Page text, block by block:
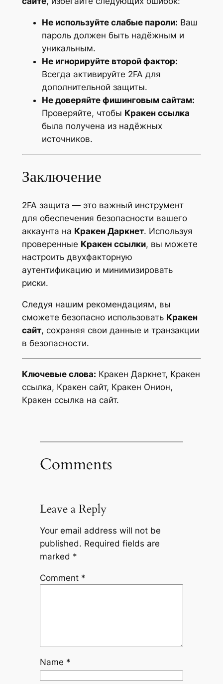
Не используйте слабые пароли: Ваш
пароль должен быть надёжным и
уникальным.
Не игнорируйте второй фактор:
Всегда активируйте 2FA для
дополнительной защиты.
Не доверяйте фишинговым сайтам:
Проверяйте, чтобы Кракен ссылка
была получена из надёжных
источников.
Заключение
2FA защита — это важный инструмент
для обеспечения безопасности вашего
аккаунта на Кракен Даркнет. Используя
проверенные Кракен ссылки, вы можете
настроить двухфакторную
аутентификацию и минимизировать
риски.
Следуя нашим рекомендациям, вы
сможете безопасно использовать Кракен
сайт, сохраняя свои данные и транзакции
в безопасности.
Ключевые слова: Кракен Даркнет, Кракен
ссылка, Кракен сайт, Кракен Онион,
Кракен ссылка на сайт.
Comments
Leave a Reply
Your email address will not be
published. Required fields are
marked *
Comment *
Name *